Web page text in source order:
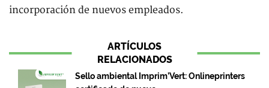
incorporación de nuevos empleados.
ARTÍCULOS
RELACIONADOS
Sello ambiental Imprim’Vert: Onlineprinters